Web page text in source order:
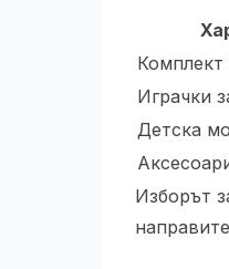
Комплект
Играчки
Детска
Изборът